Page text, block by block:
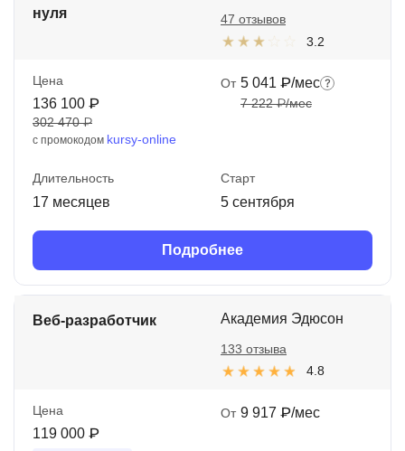
нуля
3.2
47 отзывов
Цена
136 100 ₽
302 470 ₽
с промокодом kursy-online
От 5 041 ₽/мес
7 222 ₽/мес
Длительность
17 месяцев
Старт
5 сентября
Подробнее
Веб-разработчик Академия Эдюсон
4.8
133 отзыва
Цена
119 000 ₽
От 9 917 ₽/мес